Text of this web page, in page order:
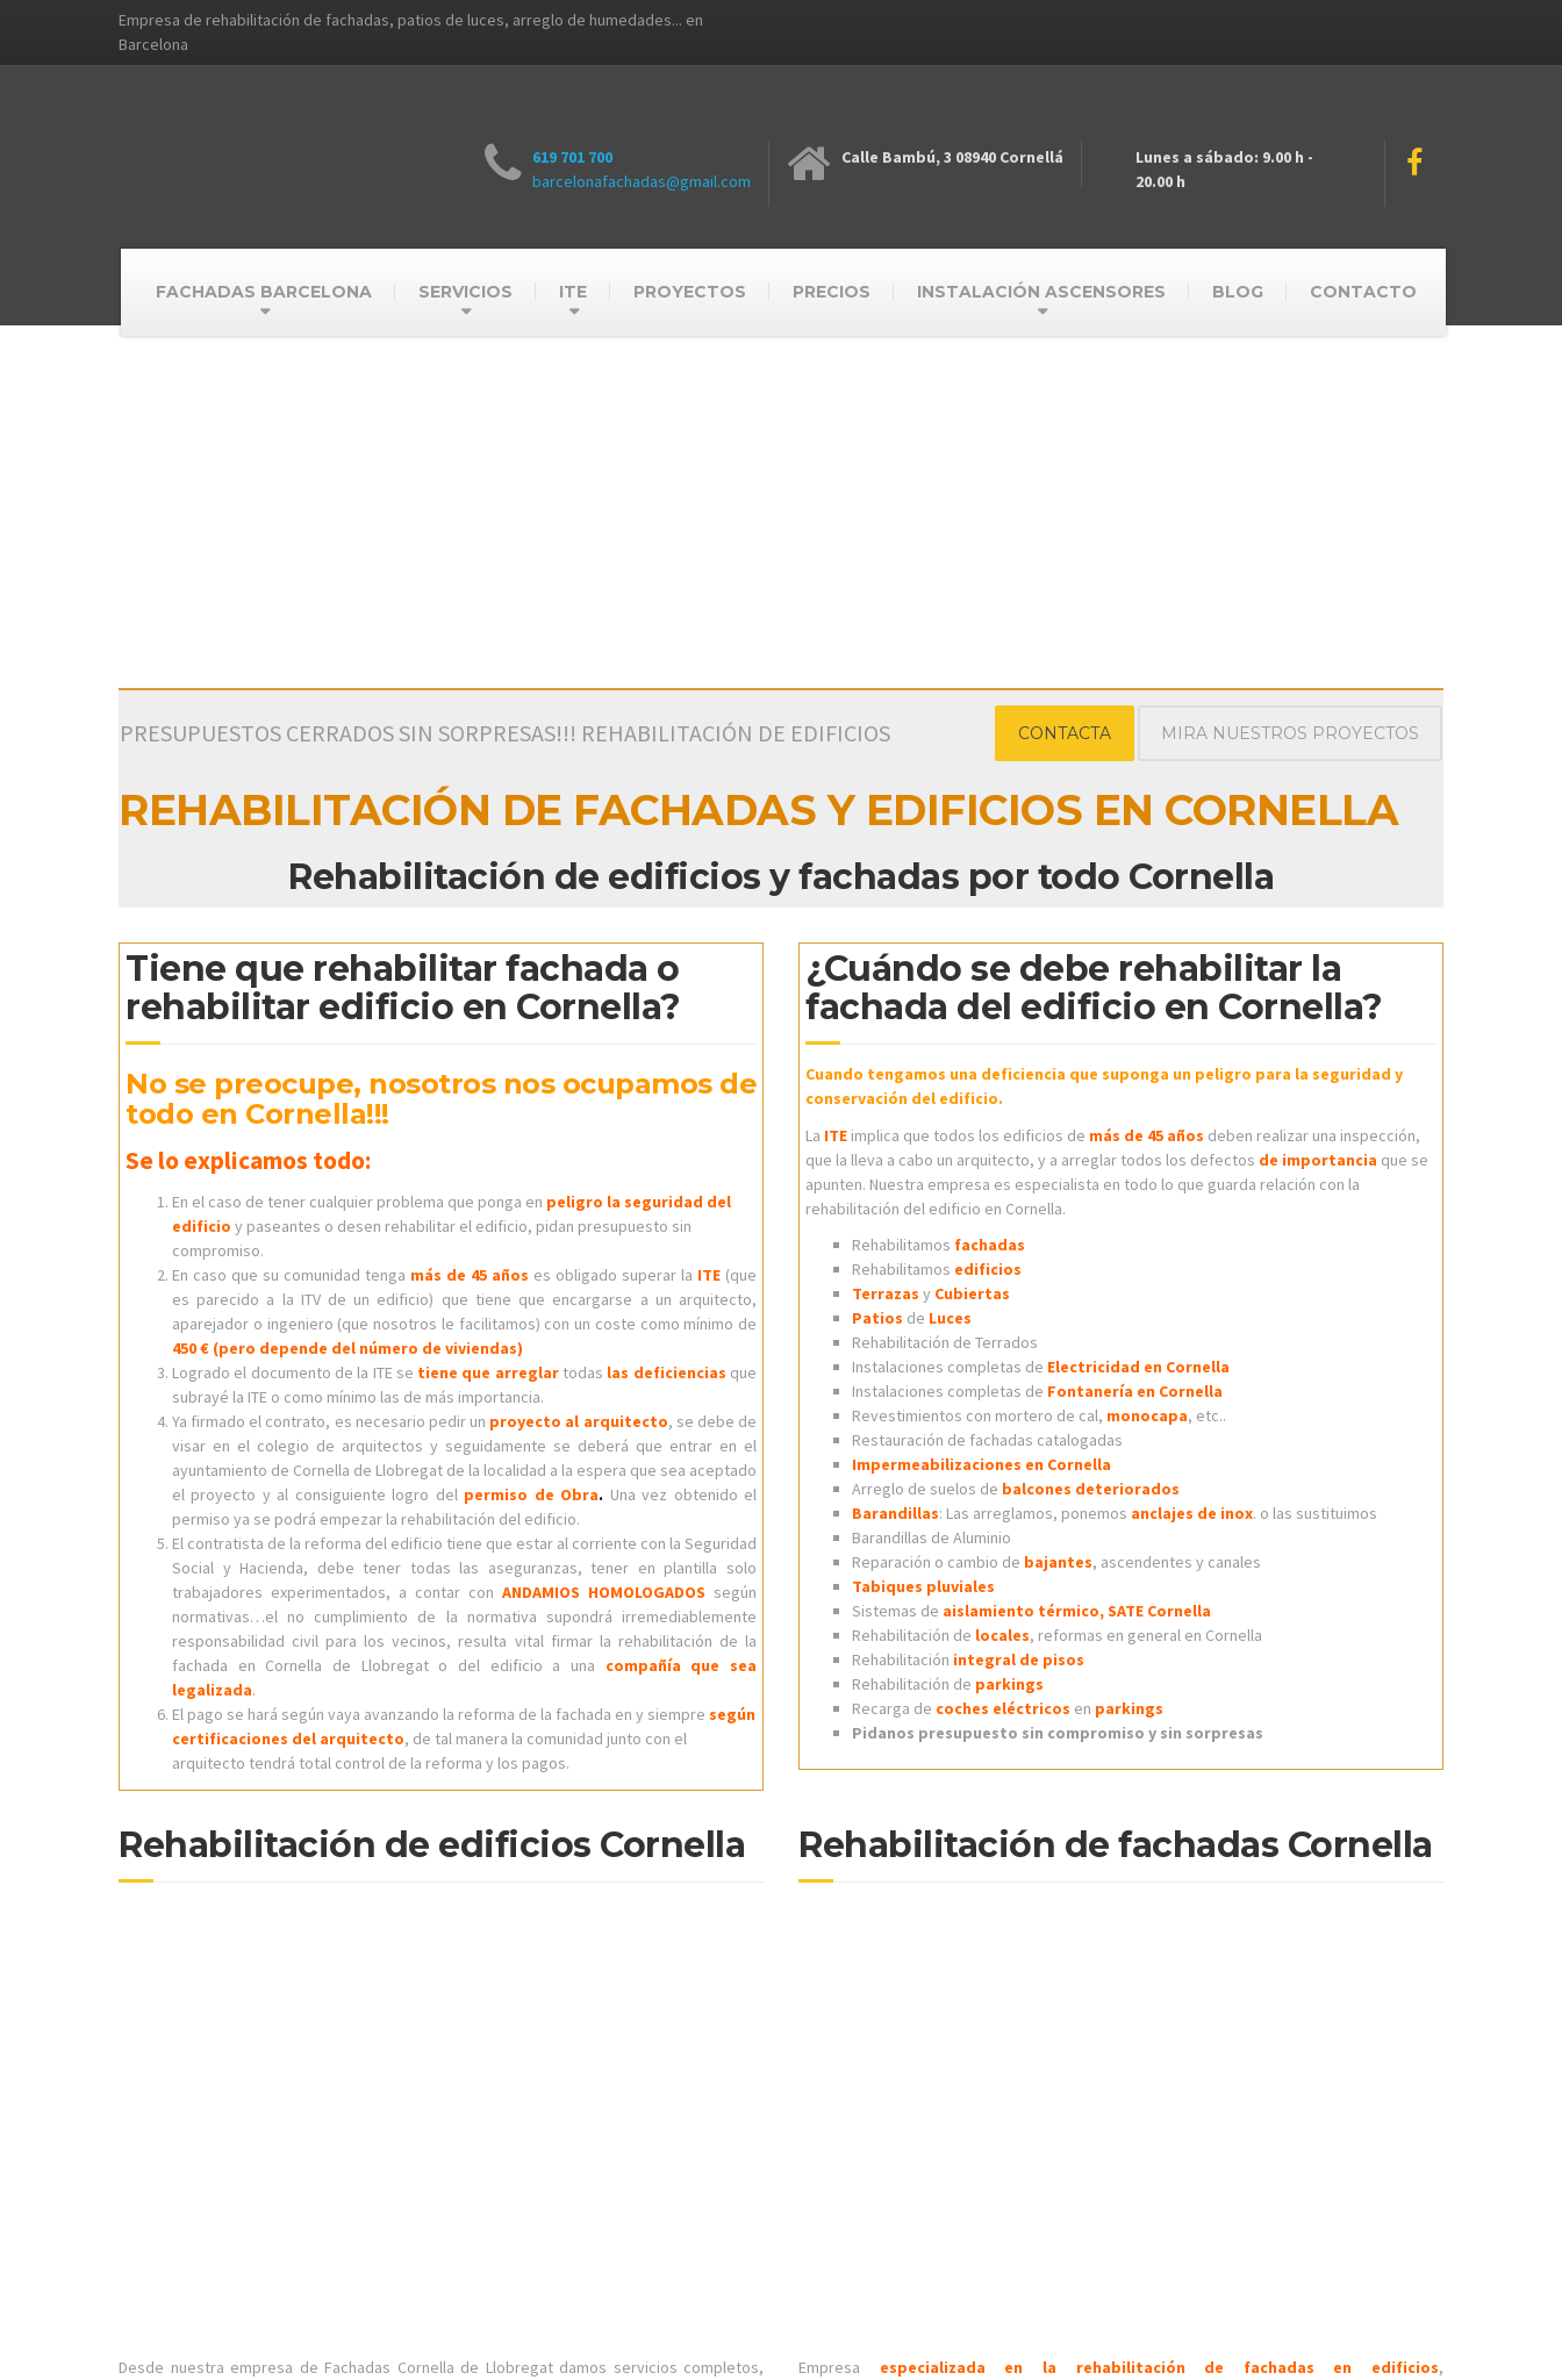
Empresa de rehabilitación de fachadas, patios de luces, arreglo de humedades... en
Barcelona
619 701 700
barcelonafachadas@gmail.com
Calle Bambú, 3 08940 Cornellá
Lunes a sábado: 9.00 h -
20.00 h
FACHADAS BARCELONA SERVICIOS ITE PROYECTOS PRECIOS INSTALACIÓN ASCENSORES BLOG CONTACTO
PRESUPUESTOS CERRADOS SIN SORPRESAS!!! REHABILITACIÓN DE EDIFICIOS CONTACTA MIRA NUESTROS PROYECTOS
REHABILITACIÓN DE FACHADAS Y EDIFICIOS EN CORNELLA
Rehabilitación de edificios y fachadas por todo Cornella
Tiene que rehabilitar fachada o
rehabilitar edificio en Cornella?
No se preocupe, nosotros nos ocupamos de
todo en Cornella!!!
Se lo explicamos todo:
En el caso de tener cualquier problema que ponga en peligro la seguridad del
edificio y paseantes o desen rehabilitar el edificio, pidan presupuesto sin
compromiso.
En caso que su comunidad tenga más de 45 años es obligado superar la ITE (que
es parecido a la ITV de un edificio) que tiene que encargarse a un arquitecto,
aparejador o ingeniero (que nosotros le facilitamos) con un coste como mínimo de
450 € (pero depende del número de viviendas)
Logrado el documento de la ITE se tiene que arreglartodas las deficiencias que
subrayé la ITE o como mínimo las de más importancia.
Ya firmado el contrato, es necesario pedir un proyecto al arquitecto, se debe de
visar en el colegio de arquitectos y seguidamente se deberá que entrar en el
ayuntamiento de Cornella de Llobregat de la localidad a la espera que sea aceptado
el proyecto y al consiguiente logro del permiso de Obra. Una vez obtenido el
permiso ya se podrá empezar la rehabilitación del edificio.
El contratista de la reforma del edificio tiene que estar al corriente con la Seguridad
Social y Hacienda, debe tener todas las aseguranzas, tener en plantilla solo
trabajadores experimentados, a contar con ANDAMIOS HOMOLOGADOS según
normativas…el no cumplimiento de la normativa supondrá irremediablemente
responsabilidad civil para los vecinos, resulta vital firmar la rehabilitación de la
fachada en Cornella de Llobregat o del edificio a una compañía que sea
legalizada.
El pago se hará según vaya avanzando la reforma de la fachada en y siempre según
certificaciones del arquitecto, de tal manera la comunidad junto con el
arquitecto tendrá total control de la reforma y los pagos.
¿Cuándo se debe rehabilitar la
fachada del edificio en Cornella?
Cuando tengamos una deficiencia que suponga un peligro para la seguridad y
conservación del edificio.
La ITE implica que todos los edificios de más de 45 años deben realizar una inspección,
que la lleva a cabo un arquitecto, y a arreglar todos los defectos de importancia que se
apunten. Nuestra empresa es especialista en todo lo que guarda relación con la
rehabilitación del edificio en Cornella.
Rehabilitamos fachadas
Rehabilitamos edificios
Terrazas y Cubiertas
Patios de Luces
Rehabilitación de Terrados
Instalaciones completas de Electricidad en Cornella
Instalaciones completas de Fontanería en Cornella
Revestimientos con mortero de cal, monocapa, etc..
Restauración de fachadas catalogadas
Impermeabilizaciones en Cornella
Arreglo de suelos de balcones deteriorados
Barandillas: Las arreglamos, ponemos anclajes de inox. o las sustituimos
Barandillas de Aluminio
Reparación o cambio de bajantes, ascendentes y canales
Tabiques pluviales
Sistemas de aislamiento térmico, SATE Cornella
Rehabilitación de locales, reformas en general en Cornella
Rehabilitación integral de pisos
Rehabilitación de parkings
Recarga de coches eléctricos en parkings
Pidanos presupuesto sin compromiso y sin sorpresas
Rehabilitación de edificios Cornella
Desde nuestra empresa de Fachadas Cornella de Llobregat damos servicios completos,
Rehabilitación de fachadas Cornella
Empresa especializada en la rehabilitación de fachadas en edificios,